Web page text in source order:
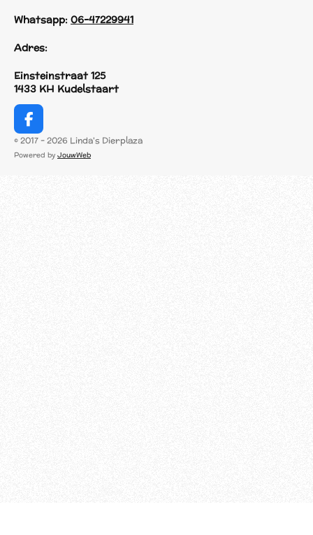
Whatsapp: 06-47229941
Adres:
Einsteinstraat 125
1433 KH Kudelstaart
F
a
c
© 2017 - 2026 Linda's Dierplaza
Powered by JouwWeb